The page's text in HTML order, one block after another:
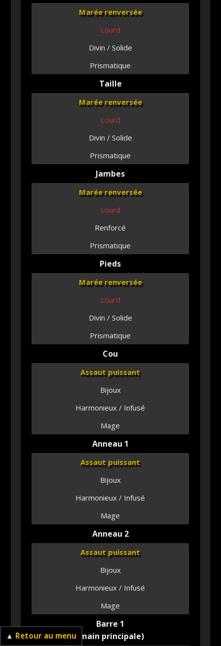
▲ Retour au menu
Marée renversée
Lourd
Divin / Solide
Prismatique
Taille
Marée renversée
Lourd
Divin / Solide
Prismatique
Jambes
Marée renversée
Lourd
Renforcé
Prismatique
Pieds
Marée renversée
Lourd
Divin / Solide
Prismatique
Cou
Assaut puissant
Bijoux
Harmonieux / Infusé
Mage
Anneau 1
Assaut puissant
Bijoux
Harmonieux / Infusé
Mage
Anneau 2
Assaut puissant
Bijoux
Harmonieux / Infusé
Mage
Barre 1
(main principale)